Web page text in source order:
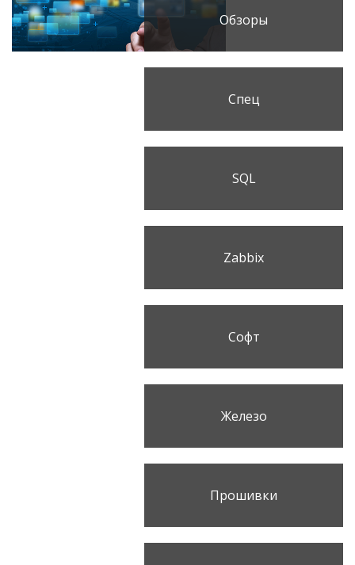
Обзоры
Спец
SQL
Zabbix
Софт
Железо
Прошивки